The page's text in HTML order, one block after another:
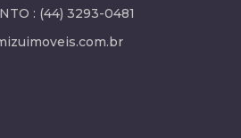
: (44) 3293-0481